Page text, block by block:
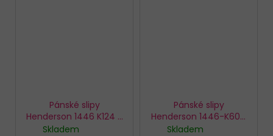
Pánské slipy
Henderson 1446 K124 3
pack
Skladem
Pánské slipy
Henderson 1446-K604
3 pack
Skladem